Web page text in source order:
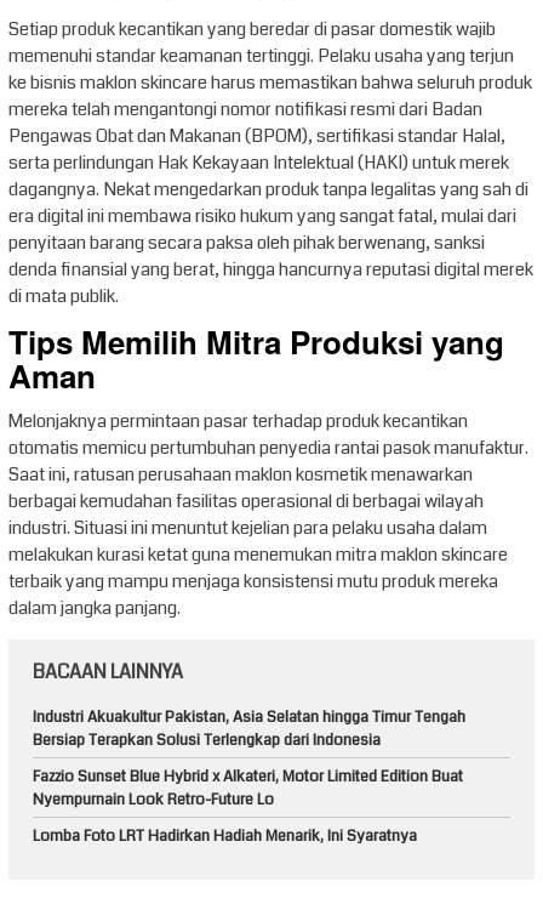
Setiap produk kecantikan yang beredar di pasar domestik wajib
memenuhi standar keamanan tertinggi. Pelaku usaha yang terjun
ke bisnis maklon skincare harus memastikan bahwa seluruh produk
mereka telah mengantongi nomor notifikasi resmi dari Badan
Pengawas Obat dan Makanan (BPOM), sertifikasi standar Halal,
serta perlindungan Hak Kekayaan Intelektual (HAKI) untuk merek
dagangnya. Nekat mengedarkan produk tanpa legalitas yang sah di
era digital ini membawa risiko hukum yang sangat fatal, mulai dari
penyitaan barang secara paksa oleh pihak berwenang, sanksi
denda finansial yang berat, hingga hancurnya reputasi digital merek
di mata publik.
Tips Memilih Mitra Produksi yang
Aman
Melonjaknya permintaan pasar terhadap produk kecantikan
otomatis memicu pertumbuhan penyedia rantai pasok manufaktur.
Saat ini, ratusan perusahaan maklon kosmetik menawarkan
berbagai kemudahan fasilitas operasional di berbagai wilayah
industri. Situasi ini menuntut kejelian para pelaku usaha dalam
melakukan kurasi ketat guna menemukan mitra maklon skincare
terbaik yang mampu menjaga konsistensi mutu produk mereka
dalam jangka panjang.
BACAAN LAINNYA
Industri Akuakultur Pakistan, Asia Selatan hingga Timur Tengah
Bersiap Terapkan Solusi Terlengkap dari Indonesia
Fazzio Sunset Blue Hybrid x Alkateri, Motor Limited Edition Buat
Nyempurnain Look Retro-Future Lo
Lomba Foto LRT Hadirkan Hadiah Menarik, Ini Syaratnya